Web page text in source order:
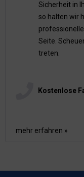
Sicherheit in
so halten wir
Seite.
treten.
Kostenlose
mehr erfahren »